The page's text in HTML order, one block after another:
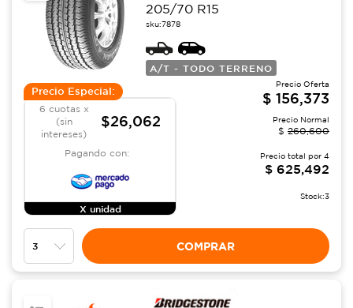
205/70 R15
sku:7878
A/T - TODO TERRENO
Precio Especial:
6 cuotas x
(sin
intereses)
$26,062
Pagando con:
X unidad
Precio Oferta
$ 156,373
Precio Normal
$ 260,600
Precio total por 4
$ 625,492
Stock:3
COMPRAR